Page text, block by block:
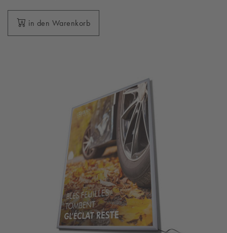
in den Warenkorb